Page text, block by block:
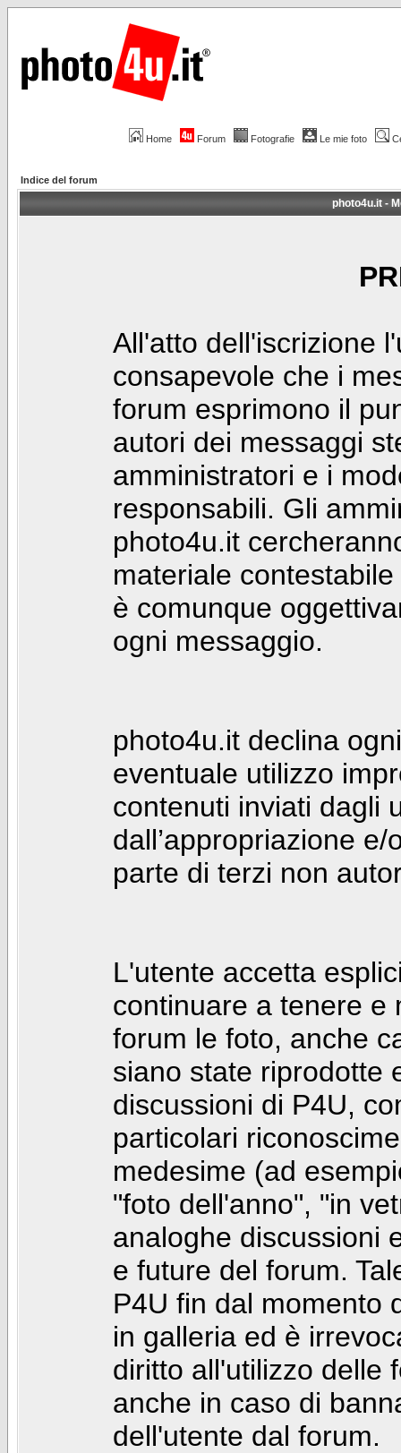
Home Forum Fotografie Le mie foto
Indice del forum
photo4u.it -
All'atto dell'iscrizione
consapevole che i
forum esprimono il
autori dei messaggi
amministratori e i
responsabili. Gli
photo4u.it
materiale
è comunque
ogni messaggio.
photo4u.it declina
eventuale utilizzo
contenuti inviati dagli
dall’appropriazione
parte di terzi non
L'utente accetta
continuare a tenere e
forum le foto, anche
siano state riprodotte
discussioni di P4U,
particolari
medesime (ad
"foto dell'anno", "in
analoghe discussioni
e future del forum.
P4U fin dal momento
in galleria ed è
diritto all'utilizzo delle
anche in caso di
dell'utente dal forum.